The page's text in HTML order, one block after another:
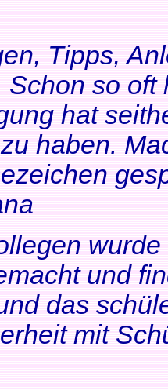
Tipps,
so
hat
haben.
und
das
mit